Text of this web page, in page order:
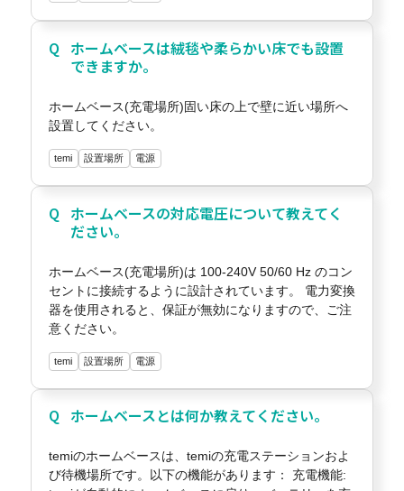
ホームベースは絨毯や柔らかい床でも設置
できますか。
ホームベース(充電場所)固い床の上で壁に近い場所へ
設置してください。
temi 設置場所 電源
ホームベースの対応電圧について教えてく
ださい。
ホームベース(充電場所)は 100-240V 50/60 Hz のコン
セントに接続するように設計されています。 電力変換
器を使用されると、保証が無効になりますので、ご注
意ください。
temi 設置場所 電源
ホームベースとは何か教えてください。
temiのホームベースは、temiの充電ステーションおよ
び待機場所です。以下の機能があります： 充電機能: